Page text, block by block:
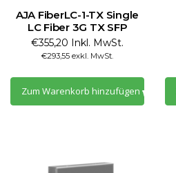
AJA FiberLC-1-TX Single
LC Fiber 3G TX SFP
€355,20 Inkl. MwSt.
€293,55 exkl. MwSt.
Zum Warenkorb hinzufügen